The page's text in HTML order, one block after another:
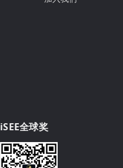
iSEE全球奖